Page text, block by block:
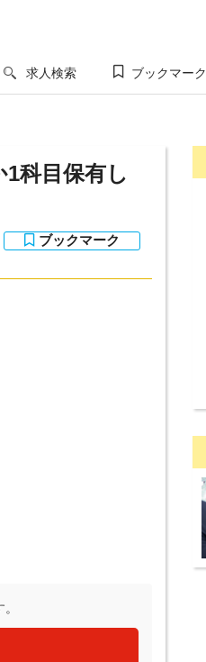
求人検索 ブックマーク
科目保有し